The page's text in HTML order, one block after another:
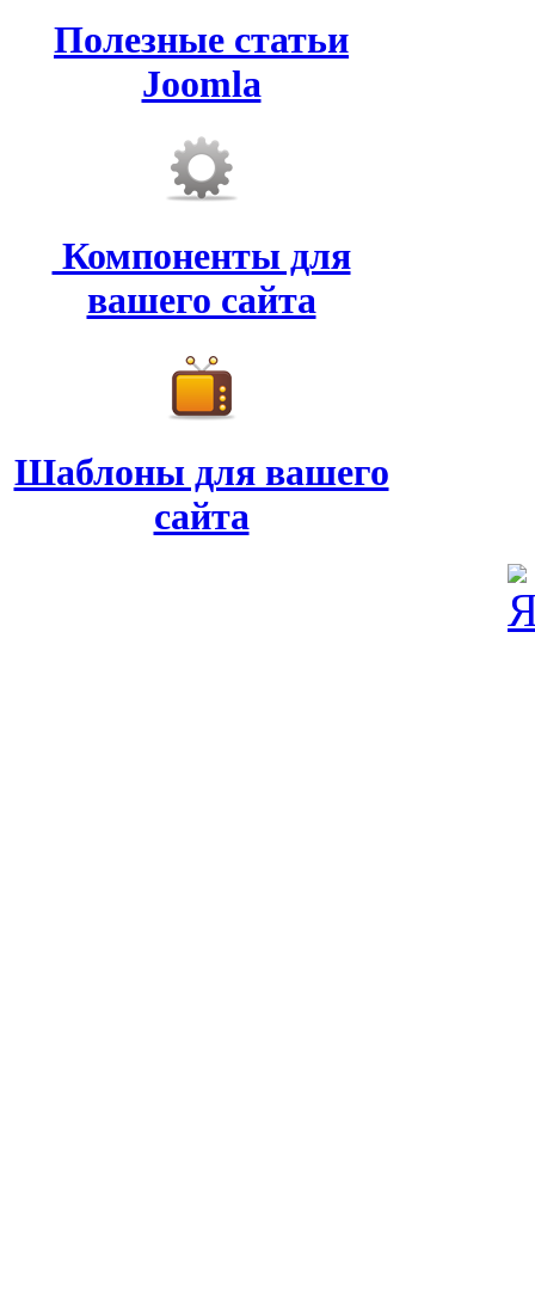
Полезные статьи
Joomla
Компоненты для
вашего сайта
Шаблоны для вашего
сайта